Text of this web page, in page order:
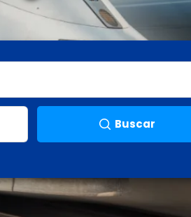
Buscar